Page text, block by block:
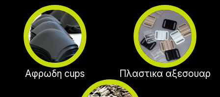
Αφρωδη cups Πλαστικα αξεσουαρ